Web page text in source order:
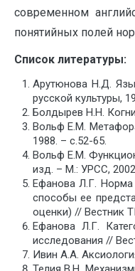
современном
понятийных полей
Список литературы:
Арутюнова Н.Д.
русской культуры,
Болдырев Н.Н.
Вольф Е.М.
1988. – с.52-65.
Вольф Е.М.
изд. – М.: УРСС,
Ефанова Л.Г. Норма
способы ее
оценки) // Вестник
Ефанова Л.Г.
исследования //
Ивин А.А.